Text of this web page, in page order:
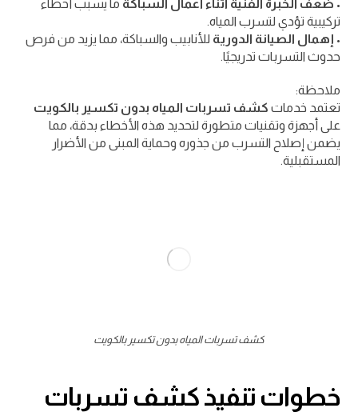
• ضعف الخبرة الفنية أثناء أعمال السباكة ما يسبب أخطاء
تركيبية تؤدي لتسرب المياه.
• إهمال الصيانة الدورية للأنابيب والسباكة، مما يزيد من فرص
حدوث التسربات تدريجيًا.
ملاحظة:
تعتمد خدمات كشف تسربات المياه بدون تكسير بالكويت
على أجهزة وتقنيات متطورة لتحديد هذه الأخطاء بدقة، مما
يضمن إصلاح التسرب من جذوره وحماية المبنى من الأضرار
المستقبلية.
كشف تسربات المياه بدون تكسير بالكويت
خطوات تنفيذ كشف تسربات